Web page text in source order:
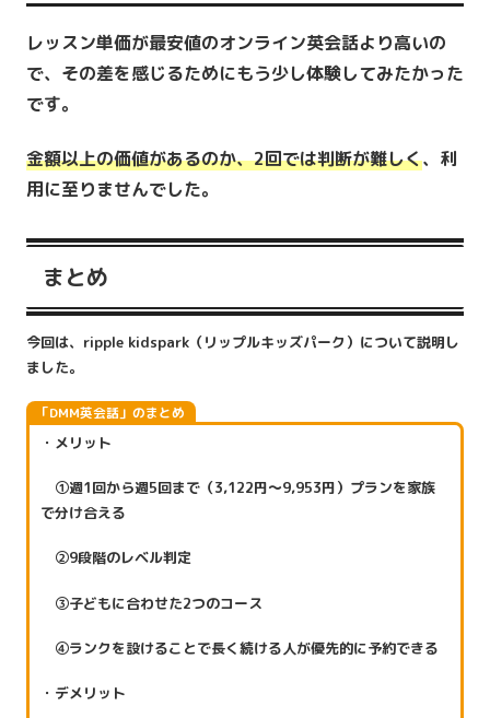
レッスン単価が最安値のオンライン英会話より高いの
で、その差を感じるためにもう少し体験してみたかった
です。
金額以上の価値があるのか、2回では判断が難しく、利
用に至りませんでした。
まとめ
今回は、ripple kidspark（リップルキッズパーク）について説明し
ました。
「DMM英会話」のまとめ
・メリット
①週1回から週5回まで（3,122円～9,953円）プランを家族
で分け合える
②9段階のレベル判定
③子どもに合わせた2つのコース
④ランクを設けることで長く続ける人が優先的に予約できる
・デメリット